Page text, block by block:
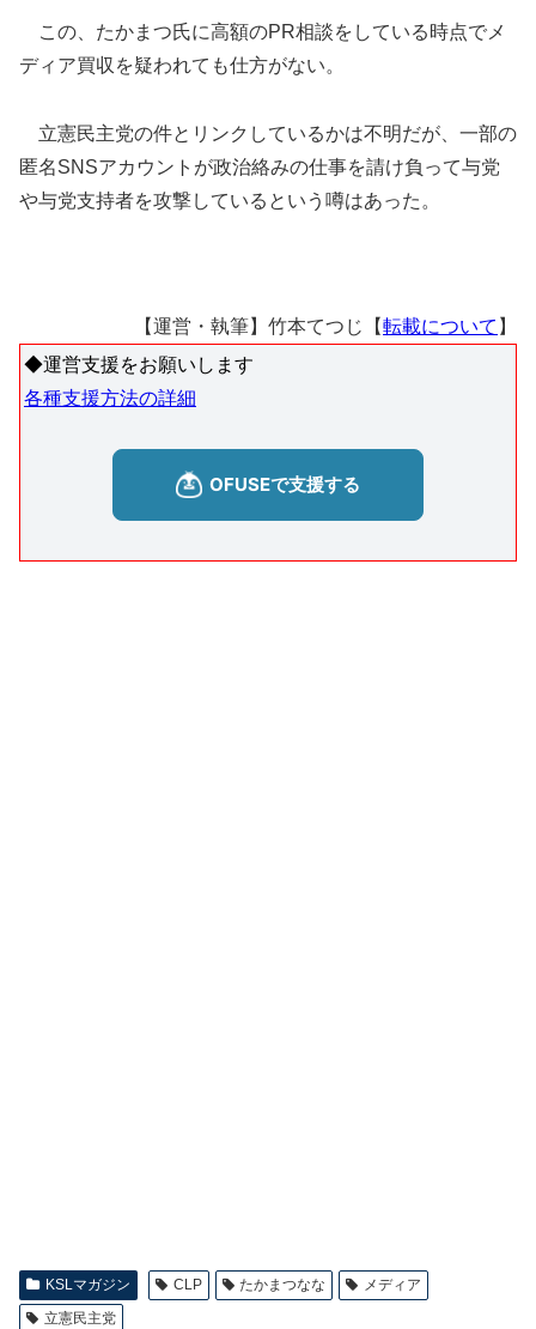
この、たかまつ氏に高額のPR相談をしている時点でメ
ディア買収を疑われても仕方がない。
立憲民主党の件とリンクしているかは不明だが、一部の
匿名SNSアカウントが政治絡みの仕事を請け負って与党
や与党支持者を攻撃しているという噂はあった。
【運営・執筆】竹本てつじ【転載について 】
◆運営支援をお願いします
各種支援方法の詳細
KSLマガジン CLP たかまつなな
メディア
立憲民主党